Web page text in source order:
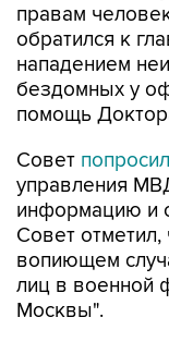
правам
обратился к
нападением
бездомных у
помощь
Совет попросил
управления
информацию и
Совет отметил,
вопиющем
лиц в военной
Москвы".